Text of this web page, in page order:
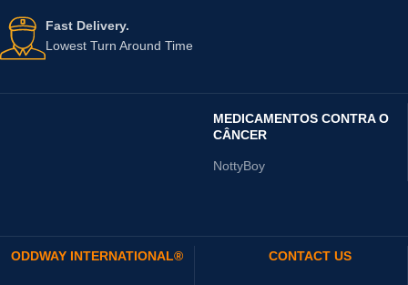
Fast Delivery.
Lowest Turn Around Time
MEDICAMENTOS CONTRA O
CÂNCER
NottyBoy
ODDWAY INTERNATIONAL® CONTACT US